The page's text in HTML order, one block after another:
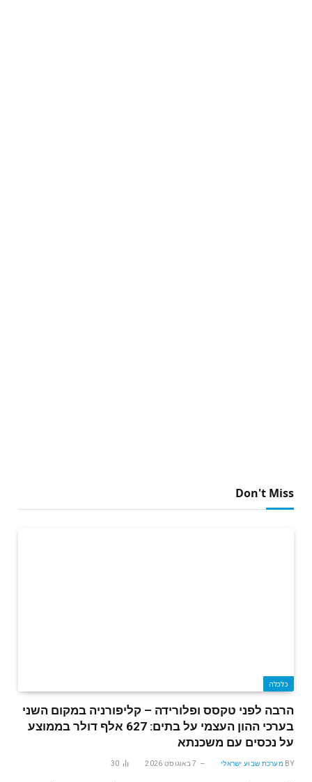
Don't Miss
כלכלה
הרבה לפני טקסס ופלורידה – קליפורניה במקום השני
בערכי ההון העצמי על בתים: 627 אלף דולר בממוצע
על נכסים עם משכנתא
BY מערכת שבוע ישראלי 7 באוגוסט 2026 30